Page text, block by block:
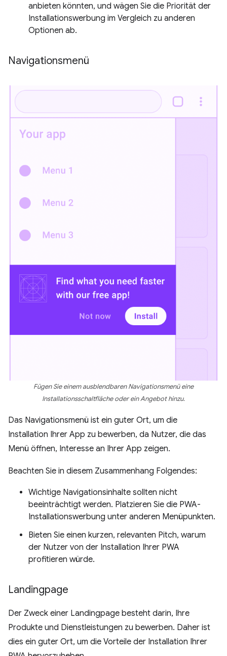
anbieten könnten, und wägen Sie die Priorität der
Installationswerbung im Vergleich zu anderen
Optionen ab.
Navigationsmenü
Fügen Sie einem ausblendbaren Navigationsmenü eine
Installationsschaltfläche oder ein Angebot hinzu.
Das Navigationsmenü ist ein guter Ort, um die
Installation Ihrer App zu bewerben, da Nutzer, die das
Menü öffnen, Interesse an Ihrer App zeigen.
Beachten Sie in diesem Zusammenhang Folgendes:
Wichtige Navigationsinhalte sollten nicht
beeinträchtigt werden. Platzieren Sie die PWA-
Installationswerbung unter anderen Menüpunkten.
Bieten Sie einen kurzen, relevanten Pitch, warum
der Nutzer von der Installation Ihrer PWA
profitieren würde.
Landingpage
Der Zweck einer Landingpage besteht darin, Ihre
Produkte und Dienstleistungen zu bewerben. Daher ist
dies ein guter Ort, um die Vorteile der Installation Ihrer